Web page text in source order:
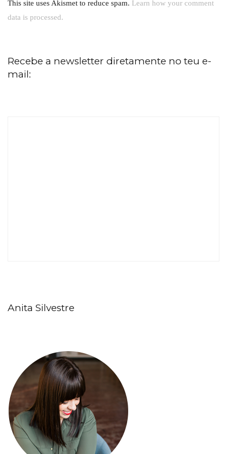
This site uses Akismet to reduce spam. Learn how your comment
data is processed.
Recebe a newsletter diretamente no teu e-
mail:
Anita Silvestre